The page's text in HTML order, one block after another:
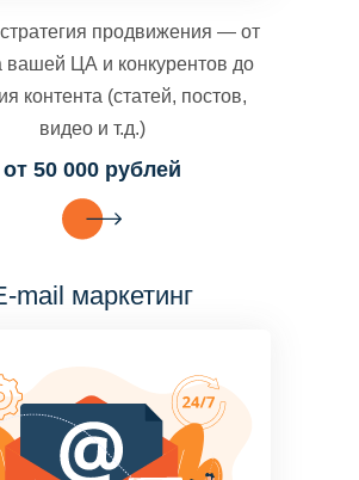
продвижения — от
вашей ЦА и конкурентов до
контента (статей, постов,
видео и т.д.)
от 50 000 рублей
mail маркетинг